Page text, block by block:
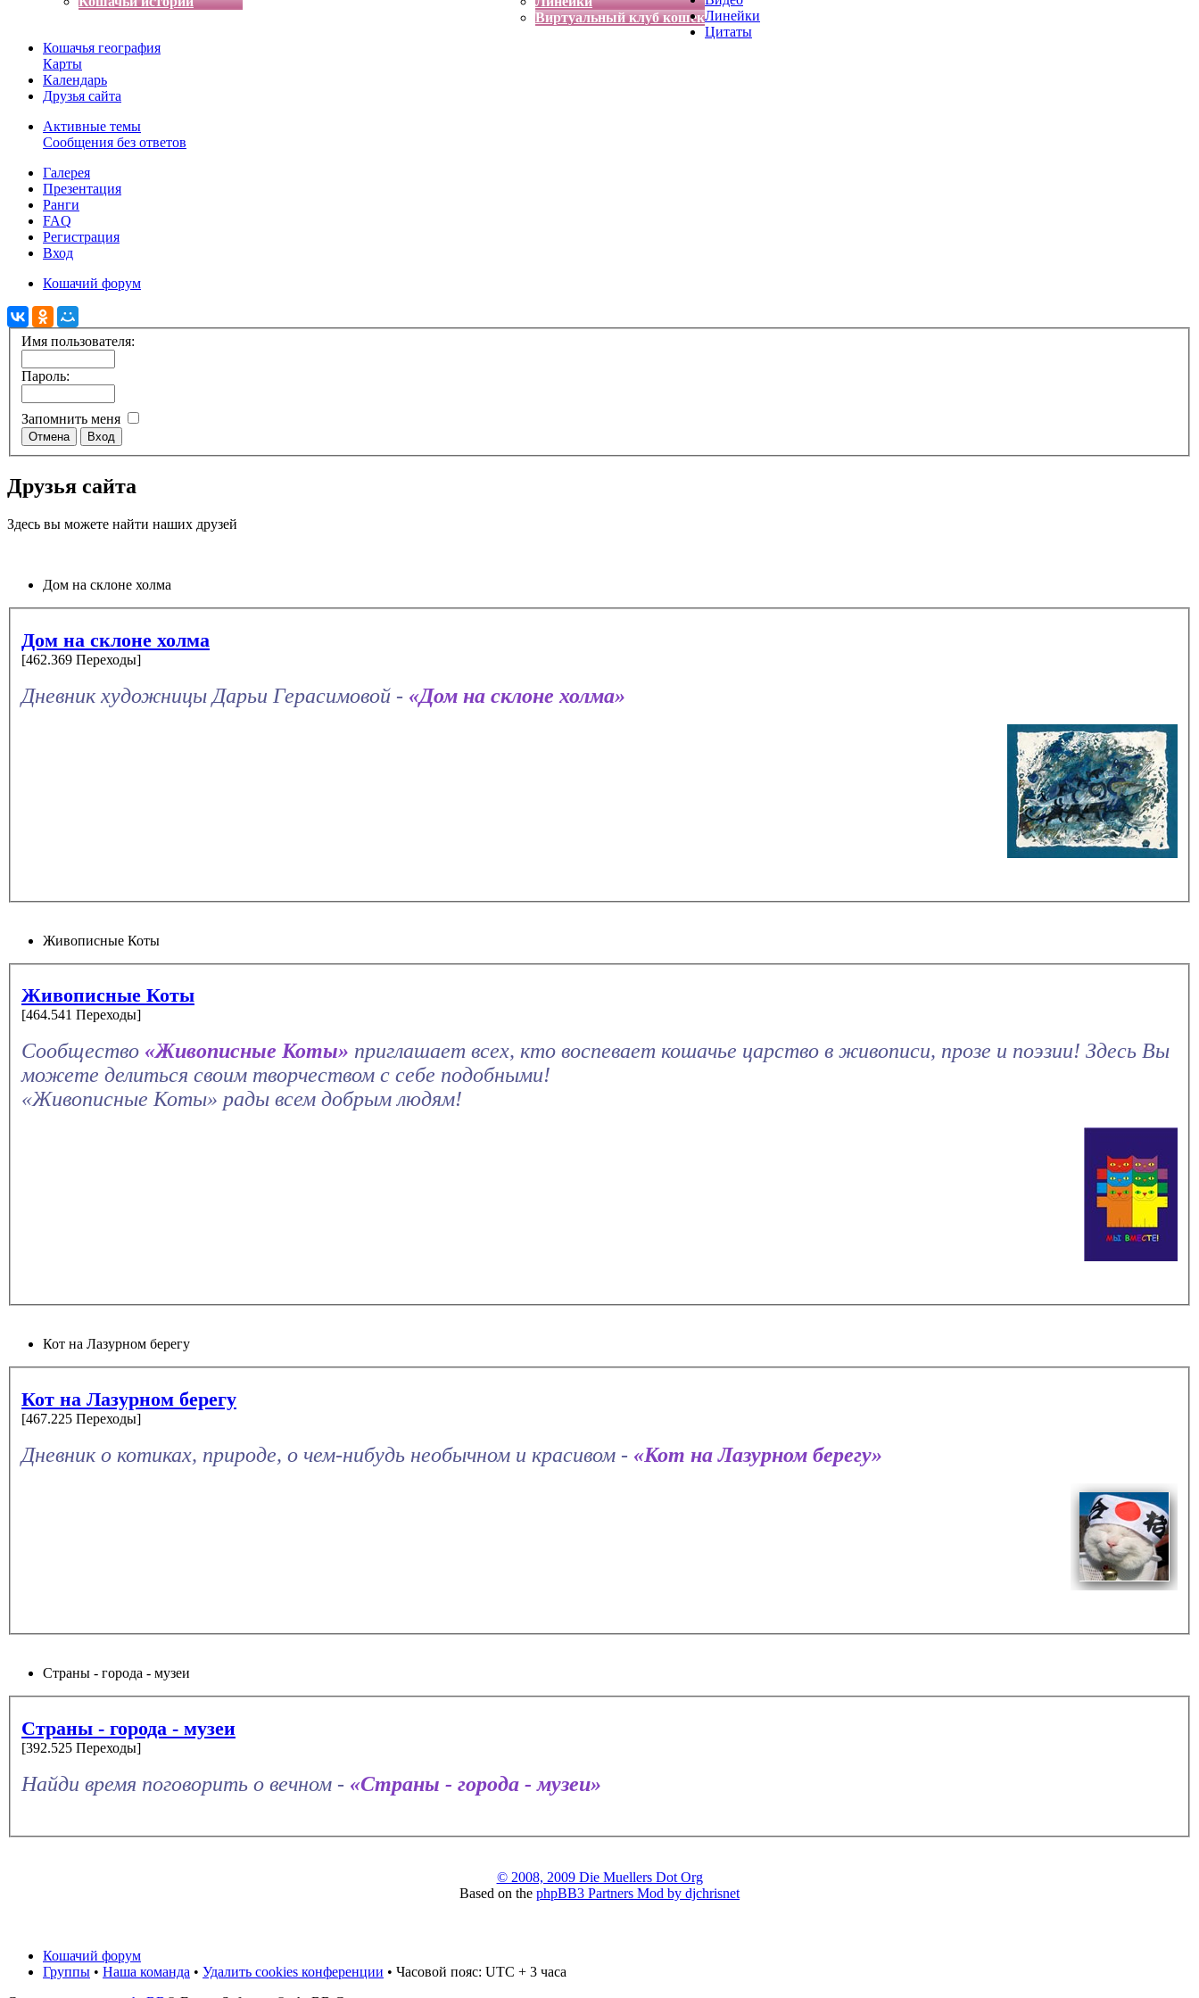
Виртуальный клуб кошекЛинейки
Цитаты
Кошачья география
Карты
Календарь
Друзья сайта
Активные темы
Сообщения без ответов
Галерея
Презентация
Ранги
FAQ
Регистрация
Вход
Кошачий форум
Имя пользователя:
Пароль:
Запомнить меня
Друзья сайта
Здесь вы можете найти наших друзей
Дом на склоне холма
Дом на склоне холма
[462.369 Переходы]
Дневник художницы Дарьи Герасимовой - «Дом на склоне холма»
Живописные Коты
Живописные Коты
[464.541 Переходы]
Сообщество «Живописные Коты» приглашает всех, кто воспевает кошачье царство в живописи, прозе и поэзии! Здесь Вы
можете делиться своим творчеством с себе подобными!
«Живописные Коты» рады всем добрым людям!
Кот на Лазурном берегу
Кот на Лазурном берегу
[467.225 Переходы]
Дневник о котиках, природе, о чем-нибудь необычном и красивом - «Кот на Лазурном берегу»
Страны - города - музеи
Страны - города - музеи
[392.525 Переходы]
Найди время поговорить о вечном - «Страны - города - музеи»
© 2008, 2009 Die Muellers Dot Org
Based on the phpBB3 Partners Mod by djchrisnet
Кошачий форум
Группы • Наша команда • Удалить cookies конференции • Часовой пояс: UTC + 3 часа